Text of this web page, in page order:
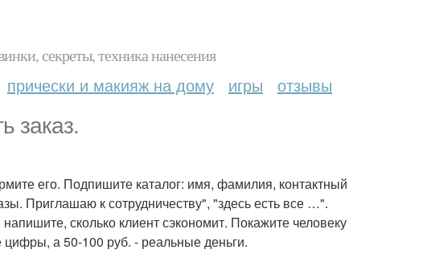
секреты, техника нанесения
прически и макияж на дому игры отзывы
заказ.
его. Подпишите каталог: имя, фамилия, контактный
Приглашаю к сотрудничеству", "здесь есть все …".
сколько клиент сэкономит. Покажите человеку
а 50-100 руб. - реальные деньги.